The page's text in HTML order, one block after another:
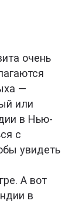
очень
—
или
в Нью-
с
увидеть
А вот
в